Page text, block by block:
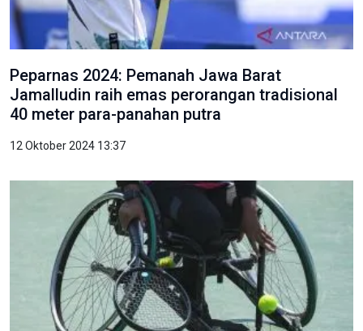
Peparnas 2024: Pemanah Jawa Barat
Jamalludin raih emas perorangan tradisional
40 meter para-panahan putra
12 Oktober 2024 13:37